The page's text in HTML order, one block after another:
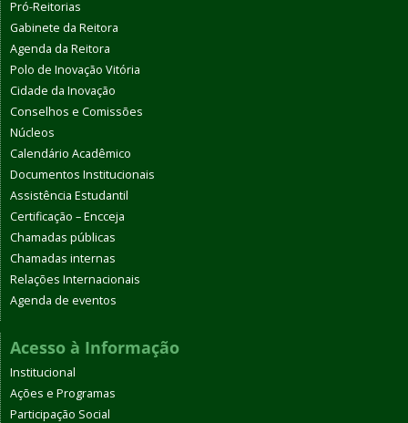
Pró-Reitorias
Gabinete da Reitora
Agenda da Reitora
Polo de Inovação Vitória
Cidade da Inovação
Conselhos e Comissões
Núcleos
Calendário Acadêmico
Documentos Institucionais
Assistência Estudantil
Certificação – Encceja
Chamadas públicas
Chamadas internas
Relações Internacionais
Agenda de eventos
Acesso à Informação
Institucional
Ações e Programas
Participação Social